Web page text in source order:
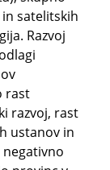
satelitskih
Razvoj
rast
razvoj, rast
ustanov in